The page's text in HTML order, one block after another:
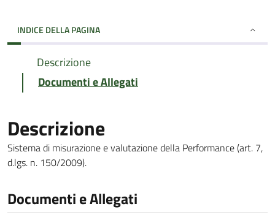
INDICE DELLA PAGINA
Descrizione
Documenti e Allegati
Descrizione
Sistema di misurazione e valutazione della Performance (art. 7,
d.lgs. n. 150/2009).
Documenti e Allegati